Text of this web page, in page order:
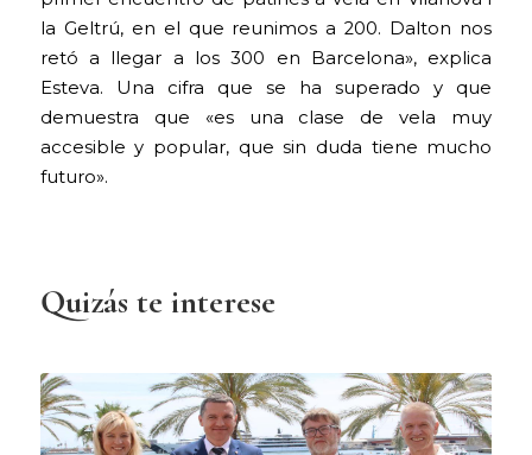
la Geltrú, en el que reunimos a 200. Dalton nos
retó a llegar a los 300 en Barcelona», explica
Esteva. Una cifra que se ha superado y que
demuestra que «es una clase de vela muy
accesible y popular, que sin duda tiene mucho
futuro».
Quizás te interese